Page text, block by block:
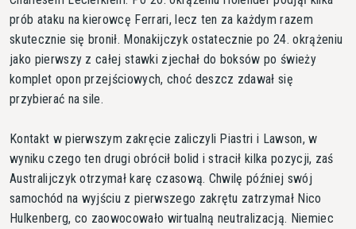
prób ataku na kierowcę Ferrari, lecz ten za każdym razem
skutecznie się bronił. Monakijczyk ostatecznie po 24. okrążeniu
jako pierwszy z całej stawki zjechał do boksów po świeży
komplet opon przejściowych, choć deszcz zdawał się
przybierać na sile.
Kontakt w pierwszym zakręcie zaliczyli Piastri i Lawson, w
wyniku czego ten drugi obrócił bolid i stracił kilka pozycji, zaś
Australijczyk otrzymał karę czasową. Chwilę później swój
samochód na wyjściu z pierwszego zakrętu zatrzymał Nico
Hulkenberg, co zaowocowało wirtualną neutralizacją. Niemiec